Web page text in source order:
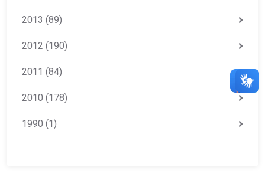
2013 (89)
2012 (190)
2011 (84)
2010 (178)
1990 (1)